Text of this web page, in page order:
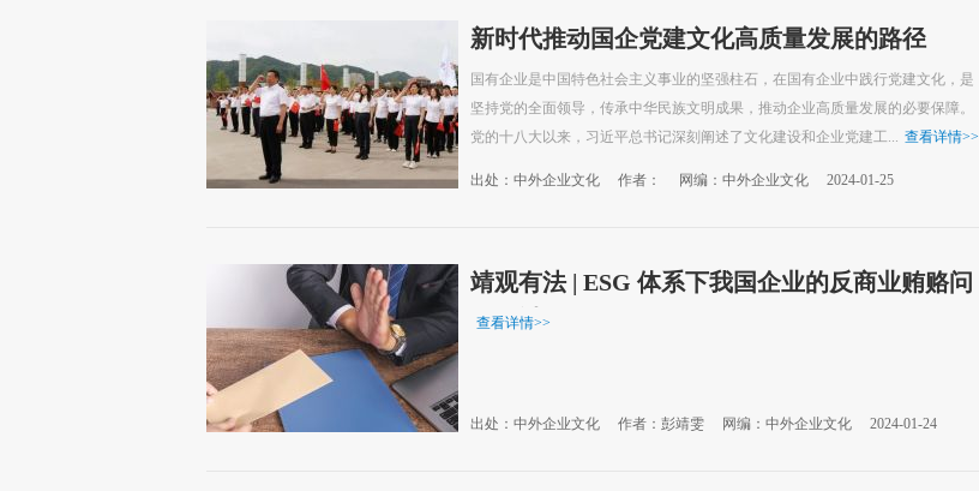
新时代推动国企党建文化高质量发展的路径
国有企业是中国特色社会主义事业的坚强柱石，在国有企业中践行党建文化，是
坚持党的全面领导，传承中华民族文明成果，推动企业高质量发展的必要保障。
党的十八大以来，习近平总书记深刻阐述了文化建设和企业党建工...
查看详情>>
出处：中外企业文化 作者： 网编：中外企业文化 2024-01-25
靖观有法 | ESG 体系下我国企业的反商业贿赂问
题探讨
查看详情>>
出处：中外企业文化 作者：彭靖雯 网编：中外企业文化 2024-01-24